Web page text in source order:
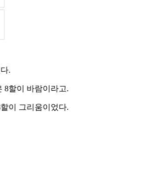
.
8할이 바람이라고.
이 그리움이었다.